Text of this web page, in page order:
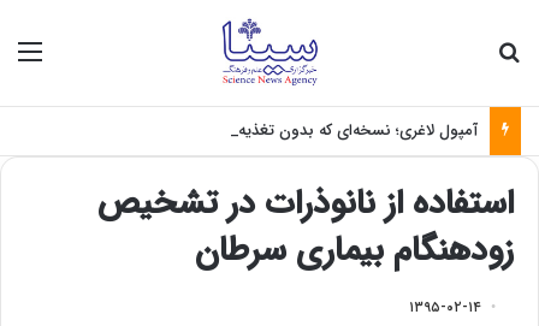
آمپول لاغری؛ نسخه‌ای که بدون تغذیه خطرناک می‌شود
استفاده از نانوذرات در تشخیص
زودهنگام بیماری سرطان
۱۳۹۵-۰۲-۱۴